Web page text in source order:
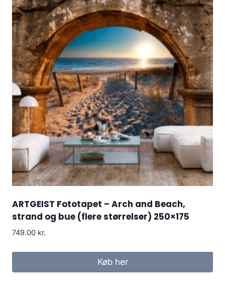
ARTGEIST Fototapet – Arch and Beach,
strand og bue (flere størrelser) 250×175
749.00 kr.
Køb her